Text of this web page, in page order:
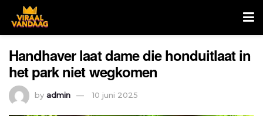
Handhaver laat dame die honduitlaat in
het park niet wegkomen
by admin 10 juni 2025